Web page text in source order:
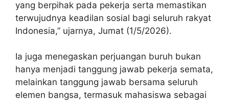
yang berpihak pada pekerja serta memastikan
terwujudnya keadilan sosial bagi seluruh rakyat
Indonesia,” ujarnya, Jumat (1/5/2026).
Ia juga menegaskan perjuangan buruh bukan
hanya menjadi tanggung jawab pekerja semata,
melainkan tanggung jawab bersama seluruh
elemen bangsa, termasuk mahasiswa sebagai